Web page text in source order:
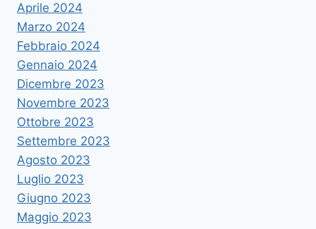
Aprile 2024
Marzo 2024
Febbraio 2024
Gennaio 2024
Dicembre 2023
Novembre 2023
Ottobre 2023
Settembre 2023
Agosto 2023
Luglio 2023
Giugno 2023
Maggio 2023